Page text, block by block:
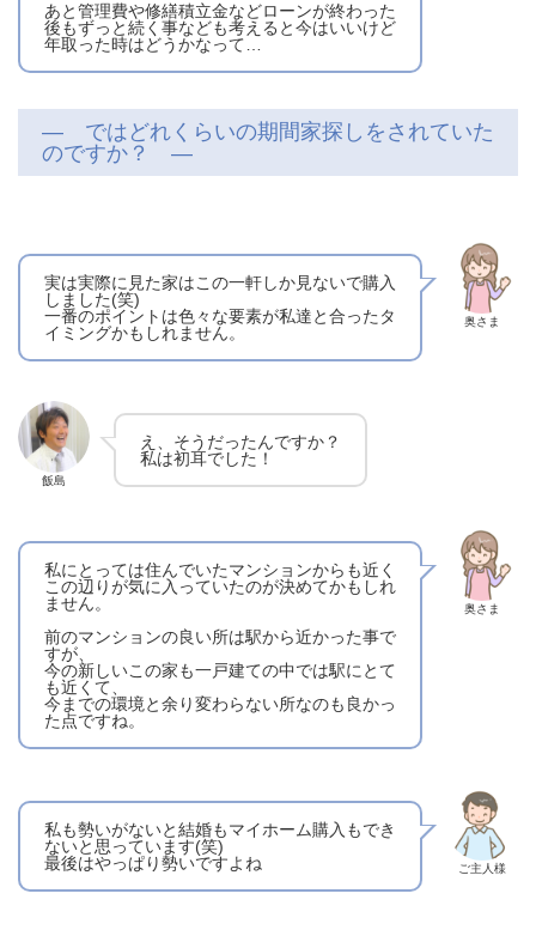
あと管理費や修繕積立金などローンが終わった
後もずっと続く事なども考えると今はいいけど
年取った時はどうかなって…
― ではどれくらいの期間家探しをされていた
のですか？ ―
実は実際に見た家はこの一軒しか見ないで購入
しました(笑)
一番のポイントは色々な要素が私達と合ったタ
イミングかもしれません。
奥さま
飯島
え、そうだったんですか？
私は初耳でした！
私にとっては住んでいたマンションからも近く
この辺りが気に入っていたのが決めてかもしれ
ません。
前のマンションの良い所は駅から近かった事で
すが、
今の新しいこの家も一戸建ての中では駅にとて
も近くて、
今までの環境と余り変わらない所なのも良かっ
た点ですね。
奥さま
私も勢いがないと結婚もマイホーム購入もでき
ないと思っています(笑)
最後はやっぱり勢いですよね
ご主人様